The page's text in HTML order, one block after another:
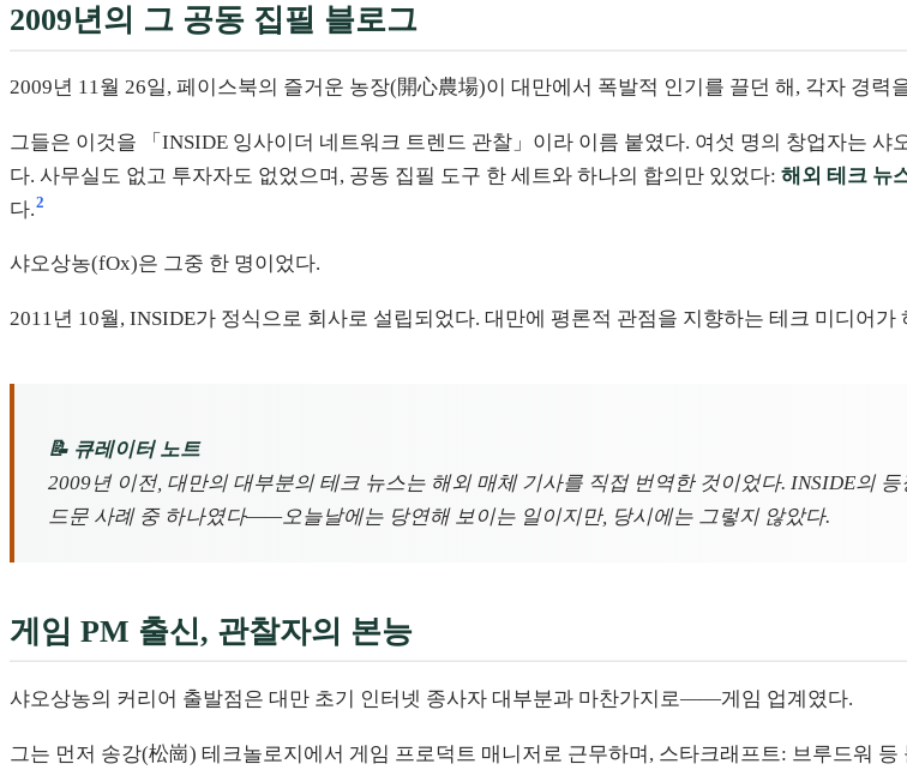
2009년의 그 공동 집필 블로그
2009년 11월 26일, 페이스북의 즐거운 농장(開心農場)이 대만에서 폭발적 인기를 끌던 해, 각자 경
그들은 이것을 「INSIDE 잉사이더 네트워크 트렌드 관찰」이라 이름 붙였다. 여섯 명의 창업자는
다. 사무실도 없고 투자자도 없었으며, 공동 집필 도구 한 세트와 하나의 합의만 있었다: 해외 테크 뉴
다.2
샤오상농(fOx)은 그중 한 명이었다.
2011년 10월, INSIDE가 정식으로 회사로 설립되었다. 대만에 평론적 관점을 지향하는 테크 미디어가
📝 큐레이터 노트
2009년 이전, 대만의 대부분의 테크 뉴스는 해외 매체 기사를 직접 번역한 것이었다. INSIDE의
드문 사례 중 하나였다——오늘날에는 당연해 보이는 일이지만, 당시에는 그렇지 않았다.
게임 PM 출신, 관찰자의 본능
샤오상농의 커리어 출발점은 대만 초기 인터넷 종사자 대부분과 마찬가지로——게임 업계였다.
그는 먼저 송강(松崗) 테크놀로지에서 게임 프로덕트 매니저로 근무하며, 스타크래프트: 브루드워